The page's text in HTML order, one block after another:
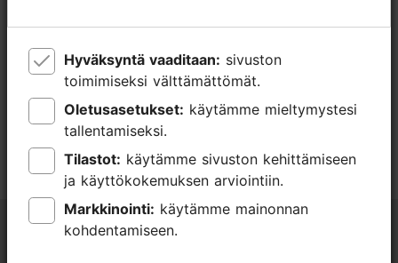
Ulkotapahtuma
Lue lisää
Tallinnan matkailuneuvonta
Hyväksyntä vaaditaan:
toimimiseksi välttämättömät.
Oletusasetukset:
tallentamiseksi.
Tilastot:
ja käyttökokemuksen arviointiin.
Markkinointi:
kohdentamiseen.
Hyväksyntä vaaditaan:
toimimiseksi välttämättömät.
Oletusasetukset:
tallentamiseksi.
Tilastot:
ja käyttökokemuksen arviointiin.
Markkinointi:
kohdentamiseen.